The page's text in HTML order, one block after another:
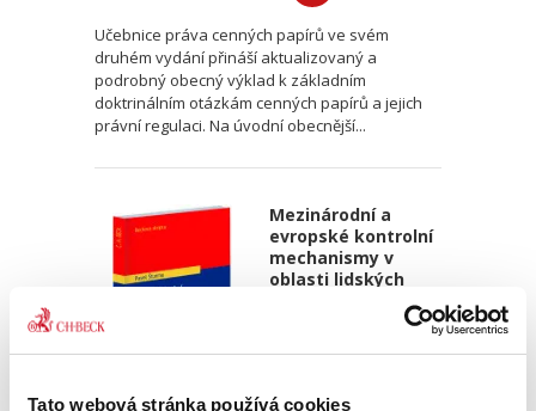
Tato webová stránka používá cookies
Učebnice práva cenných papírů ve svém
druhém vydání přináší aktualizovaný a
podrobný obecný výklad k základním
doktrinálním otázkám cenných papírů a jejich
právní regulaci. Na úvodní obecnější...
Mezinárodní a
evropské kontrolní
mechanismy v
oblasti lidských